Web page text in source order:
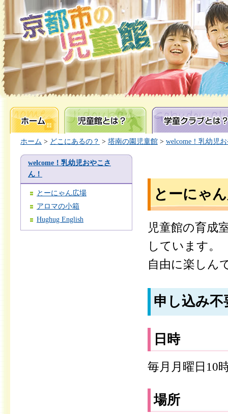
ホーム 児童館とは？ 学童クラブとは？
ホーム > どこにあるの？ > 塔南の園児童館 > welcome！乳幼児
welcome！乳幼児おやこさ
ん！
とーにゃん広場
アロマの小箱
Hughug English
とーにゃ
児童館の育成
しています。
自由に楽しん
申し込み
日時
毎月月曜日10
場所